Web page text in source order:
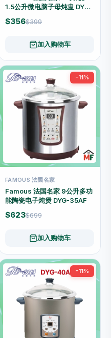
1.5公升微电脑子母炖盅 DYG-
16B
$356$399
加入购物车
-11%
FAMOUS 法國名家
Famous 法国名家 9公升多功
能陶瓷电子炖煲 DYG-35AF
$623$699
加入购物车
-11%